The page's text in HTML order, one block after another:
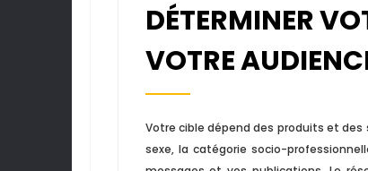
DÉTERMINER
VOTRE
Votre cible dépend des produits et des
sexe, la catégorie socio-